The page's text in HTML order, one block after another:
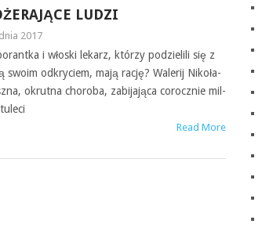
LUDZI
2017
i włoski lekarz, którzy podzielili się z
swoim odkryciem, mają rację? Walerij Nikoła­
okrutna choroba, zabi­ja­jąca corocznie mil­
Read More